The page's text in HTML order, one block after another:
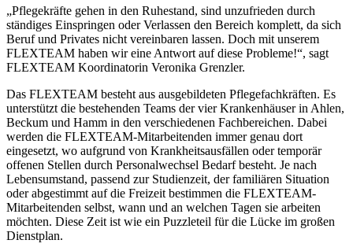
„Pflegekräfte gehen in den Ruhestand, sind unzufrieden durch
ständiges Einspringen oder Verlassen den Bereich komplett, da sich
Beruf und Privates nicht vereinbaren lassen. Doch mit unserem
FLEXTEAM haben wir eine Antwort auf diese Probleme!“, sagt
FLEXTEAM Koordinatorin Veronika Grenzler.
Das FLEXTEAM besteht aus ausgebildeten Pflegefachkräften. Es
unterstützt die bestehenden Teams der vier Krankenhäuser in Ahlen,
Beckum und Hamm in den verschiedenen Fachbereichen. Dabei
werden die FLEXTEAM-Mitarbeitenden immer genau dort
eingesetzt, wo aufgrund von Krankheitsausfällen oder temporär
offenen Stellen durch Personalwechsel Bedarf besteht. Je nach
Lebensumstand, passend zur Studienzeit, der familiären Situation
oder abgestimmt auf die Freizeit bestimmen die FLEXTEAM-
Mitarbeitenden selbst, wann und an welchen Tagen sie arbeiten
möchten. Diese Zeit ist wie ein Puzzleteil für die Lücke im großen
Dienstplan.